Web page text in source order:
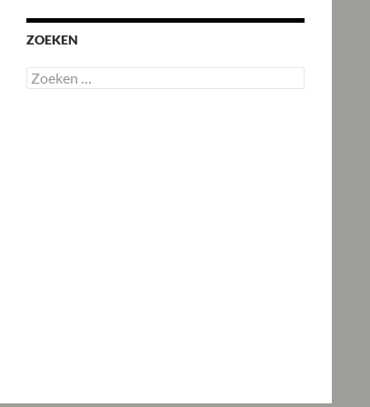
ZOEKEN
Zoeken
naar: